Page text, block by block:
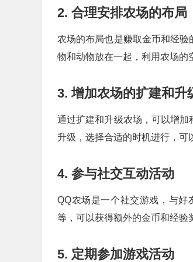
2. 合理安排农场的布局
农场的布局也是赚取金币和经
物和动物放在一起，利用农场的
3. 增加农场的扩建和升
通过扩建和升级农场，可以增
升级，选择合适的时机进行，可
4. 参与社交互动活动
QQ农场是一个社交游戏，与
等，可以获得额外的金币和经验
5. 定期参加游戏活动